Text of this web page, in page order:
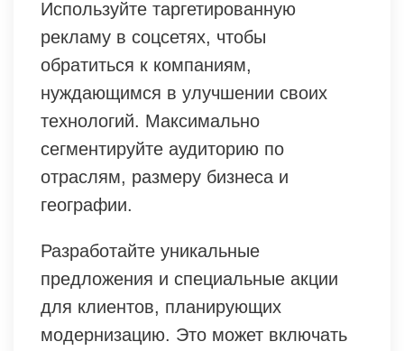
Используйте таргетированную
рекламу в соцсетях, чтобы
обратиться к компаниям,
нуждающимся в улучшении своих
технологий. Максимально
сегментируйте аудиторию по
отраслям, размеру бизнеса и
географии.
Разработайте уникальные
предложения и специальные акции
для клиентов, планирующих
модернизацию. Это может включать